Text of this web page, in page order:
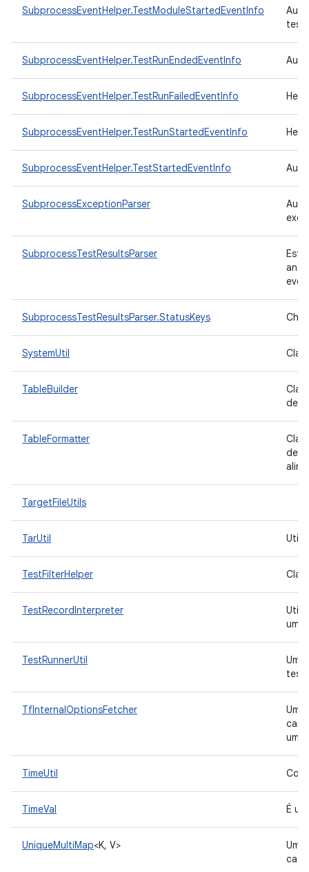
SubprocessEventHelper.TestModuleStartedEventInfo
SubprocessEventHelper.TestRunEndedEventInfo
SubprocessEventHelper.TestRunFailedEventInfo
SubprocessEventHelper.TestRunStartedEventInfo
SubprocessEventHelper.TestStartedEventInfo
SubprocessExceptionParser
SubprocessTestResultsParser
SubprocessTestResultsParser.StatusKeys
SystemUtil
TableBuilder
de
TableFormatter
de
TargetFileUtils
TarUtil
TestFilterHelper
TestRecordInterpreter
um
TestRunnerUtil
TfInternalOptionsFetcher
um
TimeUtil
TimeVal É
UniqueMultiMap<K, V> Um